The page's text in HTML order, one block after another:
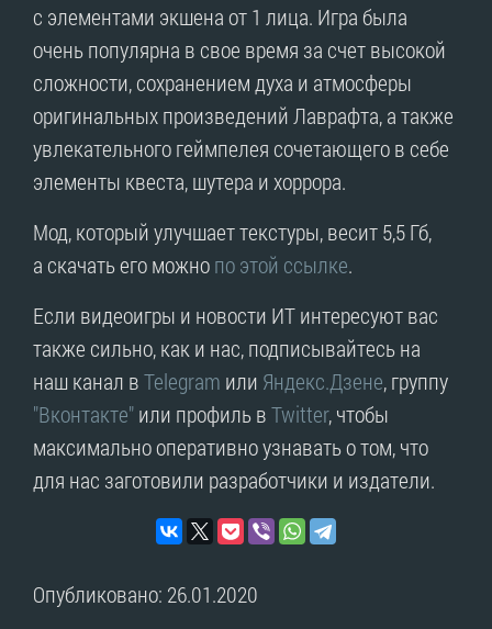
с элементами экшена от 1 лица. Игра была
очень популярна в свое время за счет высокой
сложности, сохранением духа и атмосферы
оригинальных произведений Лаврафта, а также
увлекательного геймпелея сочетающего в себе
элементы квеста, шутера и хоррора.
Мод, который улучшает текстуры, весит 5,5 Гб,
а скачать его можнопо этой ссылке.
Если видеоигры и новости ИТ интересуют вас
также сильно, как и нас, подписывайтесь на
наш канал вTelegram или Яндекс.Дзене, группу
"Вконтакте"или профиль вTwitter, чтобы
максимально оперативно узнавать о том, что
для нас заготовили разработчики и издатели.
Опубликовано: 26.01.2020